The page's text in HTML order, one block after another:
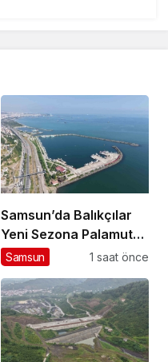
Samsun’da Balıkçılar
Yeni Sezona Palamut
Umuduyla Hazır
Samsun 1 saat önce